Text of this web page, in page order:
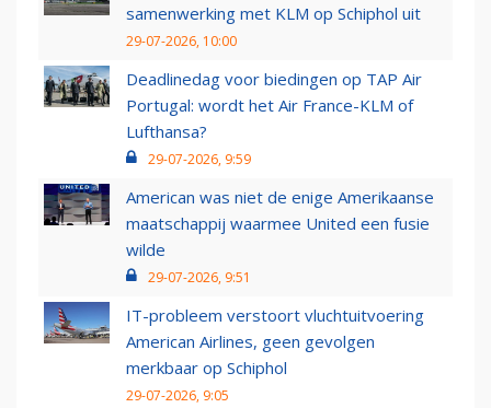
samenwerking met KLM op Schiphol uit
29-07-2026, 10:00
Deadlinedag voor biedingen op TAP Air
Portugal: wordt het Air France-KLM of
Lufthansa?
29-07-2026, 9:59
American was niet de enige Amerikaanse
maatschappij waarmee United een fusie
wilde
29-07-2026, 9:51
IT-probleem verstoort vluchtuitvoering
American Airlines, geen gevolgen
merkbaar op Schiphol
29-07-2026, 9:05